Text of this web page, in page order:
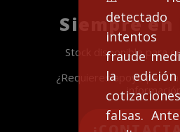
detectado
fraude
la
cotizaciones
falsas.
Siempre en
Stock disponible para
¿Requieres apoyo para
información?